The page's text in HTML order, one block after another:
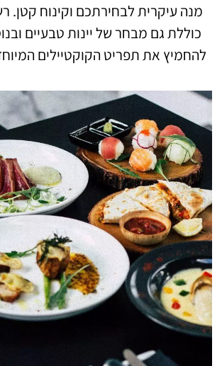
מנה עיקרית לבחירתכם וקינוח קטן.
כוללת גם מבחר של יינות טבעיים
להחמיץ את תפריט הקוקטיילים